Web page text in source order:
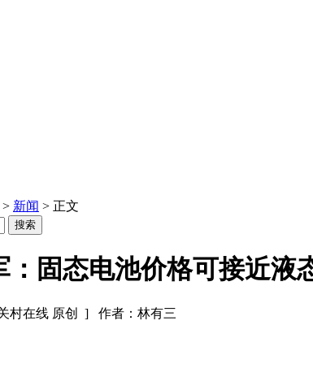
> 新闻 > 正文
：固态电池价格可接近液
村在线 原创 ] 作者：林有三